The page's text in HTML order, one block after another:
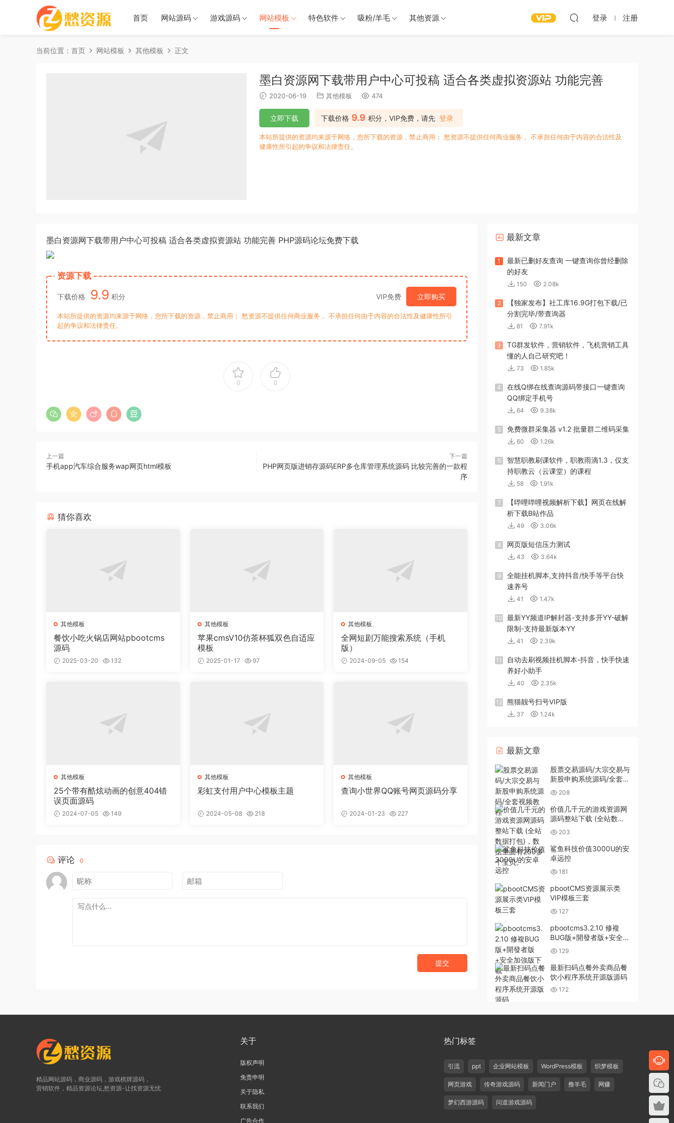
首页 网站源码 游戏源码 网站模板 特色软件 吸粉/羊毛 其他资源 登录 注册
当前位置： 首页 网站模板 其他模板 正文
墨白资源网下载带用户中心可投稿 适合各类虚拟资源站 功能完善
2020-06-19 其他模板 474
下载价格 9.9 积分，VIP免费，请先 登录
立即下载
本站所提供的资源均来源于网络，您所下载的资源，禁止商用； 愁资源不提供任何商业服务， 不承担任何由于内容的合法性及
健康性所引起的争议和法律责任。
墨白资源网下载带用户中心可投稿 适合各类虚拟资源站 功能完善 PHP源码论坛免费下载
资源下载
下载价格 9.9 积分 VIP免费 立即购买
本站所提供的资源均来源于网络，您所下载的资源，禁止商用； 愁资源不提供任何商业服务， 不承担任何由于内容的合法性及健康性所引
起的争议和法律责任。
0 0
上一篇
手机app汽车综合服务wap网页html模板
下一篇
PHP网页版进销存源码ERP多仓库管理系统源码 比较完善的一款程
序
猜你喜欢
其他模板
餐饮小吃火锅店网站pbootcms
源码
2025-03-20 132
其他模板
苹果cmsV10仿茶杯狐双色自适应
模板
2025-01-17 97
其他模板
全网短剧万能搜索系统（手机
版）
2024-09-05 154
其他模板
25个带有酷炫动画的创意404错
误页面源码
2024-07-05 149
其他模板
彩虹支付用户中心模板主题
2024-05-08 218
其他模板
查询小世界QQ账号网页源码分享
2024-01-23 227
评论 0
提交
最新文章
1
最新已删好友查询 一键查询你曾经删除
的好友
150 2.08k
2
【独家发布】社工库16.9G打包下载/已
分割完毕/带查询器
81 7.91k
3
TG群发软件，营销软件，飞机营销工具
懂的人自己研究吧！
73 1.85k
4
在线Q绑在线查询源码带接口一键查询
QQ绑定手机号
64 9.38k
5 免费微群采集器 v1.2 批量群二维码采集
60 1.26k
6
智慧职教刷课软件，职教雨滴1.3，仅支
持职教云（云课堂）的课程
58 1.91k
7
【哔哩哔哩视频解析下载】网页在线解
析下载B站作品
49 3.06k
8 网页版短信压力测试
43 3.64k
9
全能挂机脚本,支持抖音/快手等平台快
速养号
41 1.47k
10
最新YY频道IP解封器-支持多开YY-破解
限制-支持最新版本YY
41 2.39k
11
自动去刷视频挂机脚本-抖音，快手快速
养好小助手
40 2.35k
12 熊猫靓号扫号VIP版
37 1.24k
最新文章
股票交易源码/大宗交易与
新股申购系统源码/全套视
频教程
208
价值几千元的游戏资源网
源码整站下载 (全站数据
打包)，数据里面有200多
个宝贝。
203
鲨鱼科技价值3000U的安
卓远控
181
pbootCMS资源展示类
VIP模板三套
127
pbootcms3.2.10 修複
BUG版+開發者版+安全加
強版下載
129
最新扫码点餐外卖商品餐
饮小程序系统开源版源码
172
精品网站源码，商业源码，游戏棋牌源码，
营销软件，精品资源论坛,愁资源-让找资源无忧
关于
版权声明
免责申明
关于隐私
联系我们
广告合作
热门标签
引流 ppt 企业网站模板 WordPress模板 织梦模板
网页游戏 传奇游戏源码 新闻门户 撸羊毛 网赚
梦幻西游源码 问道游戏源码